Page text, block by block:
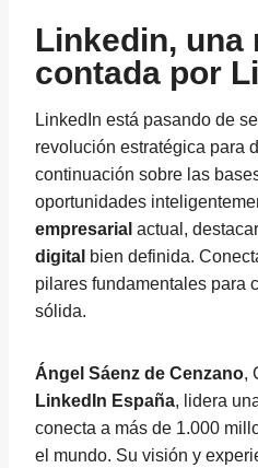
Linkedin, una
contada por
LinkedIn está pasando de
revolución estratégica para
continuación sobre las
oportunidades
empresarial actual,
digital bien definida.
pilares fundamentales para
sólida.
Ángel Sáenz de Cenzano,
LinkedIn España, lidera
conecta a más de 1.000
el mundo. Su visión y